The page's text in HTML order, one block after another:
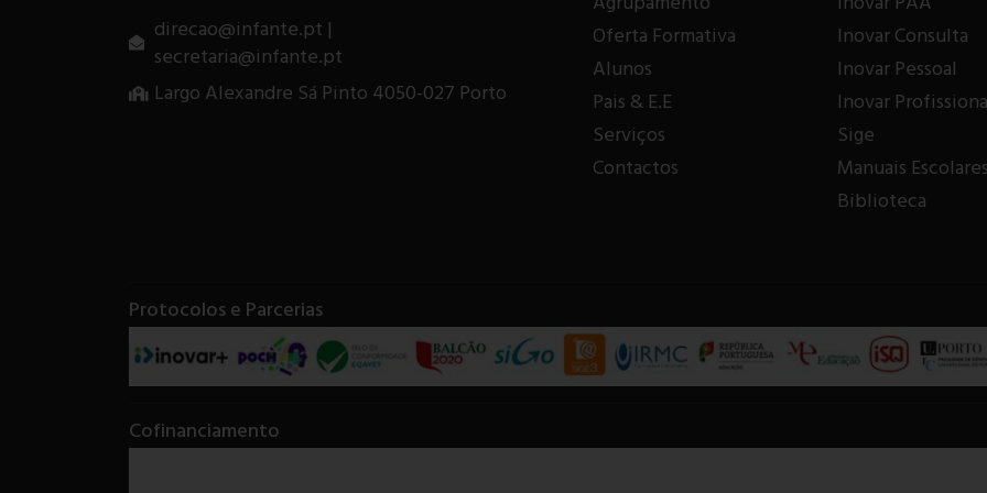
direcao@infante.pt |
secretaria@infante.pt
Largo Alexandre Sá Pinto 4050-027 Porto
Oferta Formativa
Alunos
Pais & E.E
Serviços
Contactos
Inovar Consulta
Inovar Pessoal
Inovar
Sige
Manuais
Biblioteca
Protocolos e Parcerias
Cofinanciamento